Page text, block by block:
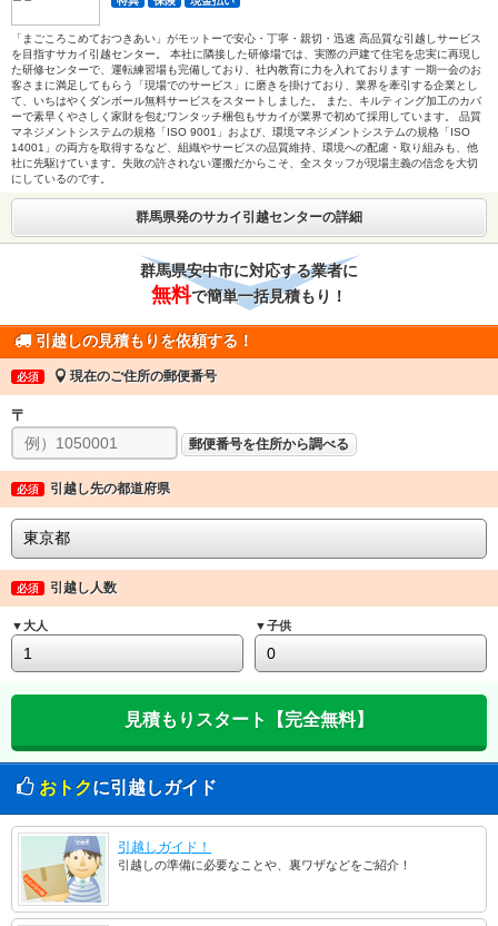
「まごころこめておつきあい」がモットーで安心・丁寧・親切・迅速 高品質な引越しサービス
を目指すサカイ引越センター。 本社に隣接した研修場では、実際の戸建て住宅を忠実に再現し
た研修センターで、運転練習場も完備しており、社内教育に力を入れております 一期一会のお
客さまに満足してもらう「現場でのサービス」に磨きを掛けており、業界を牽引する企業とし
て、いちはやくダンボール無料サービスをスタートしました。 また、キルティング加工のカバ
ーで素早くやさしく家財を包むワンタッチ梱包もサカイが業界で初めて採用しています。 品質
マネジメントシステムの規格「ISO 9001」および、環境マネジメントシステムの規格「ISO
14001」の両方を取得するなど、組織やサービスの品質維持、環境への配慮・取り組みも、他
社に先駆けています。失敗の許されない運搬だからこそ、全スタッフが現場主義の信念を大切
にしているのです。
群馬県発のサカイ引越センターの詳細
群馬県安中市に対応する業者に
無料で簡単一括見積もり！
引越しの見積もりを依頼する！
必須 現在のご住所の郵便番号
〒
郵便番号を住所から調べる
必須 引越し先の都道府県
必須 引越し人数
▼大人 ▼子供
おトクに引越しガイド
引越しガイド！
引越しの準備に必要なことや、裏ワザなどをご紹介！